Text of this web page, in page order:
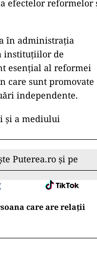
David și Minister:
de elevi per
birocratic, iar noile
menținerea
efectelor reformelor și
în administrația
de
esențial al reformei